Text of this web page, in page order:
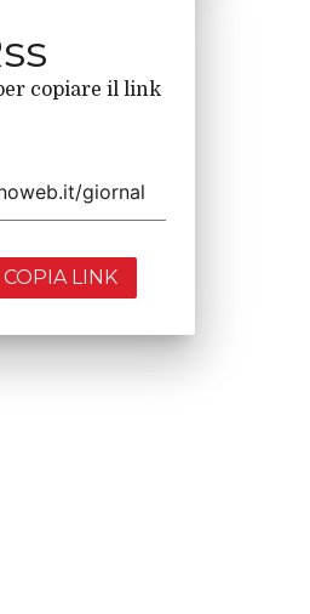
copiare il link
COPIA LINK